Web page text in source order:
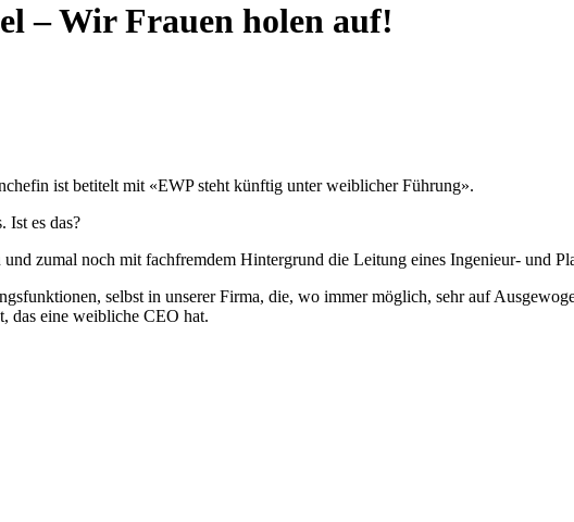
– Wir Frauen holen auf!
ist betitelt mit «EWP steht künftig unter weiblicher Führung».
Ist es das?
zumal noch mit fachfremdem Hintergrund die Leitung eines Ingenieur- und
selbst in unserer Firma, die, wo immer möglich, sehr auf
das eine weibliche CEO hat.